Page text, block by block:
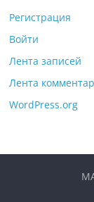
Регистрация
Войти
Лента записей
Лента
WordPress.org